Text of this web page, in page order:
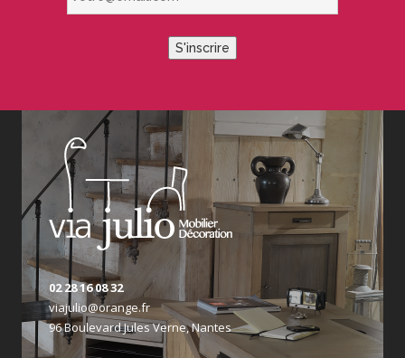
S'inscrire
02 28 16 08 32
viajulio@orange.fr
96 Boulevard Jules Verne, Nantes